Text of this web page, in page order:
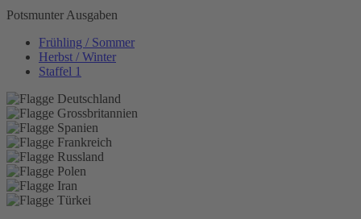
Potsmunter Ausgaben
Frühling / Sommer
Herbst / Winter
Staffel 1